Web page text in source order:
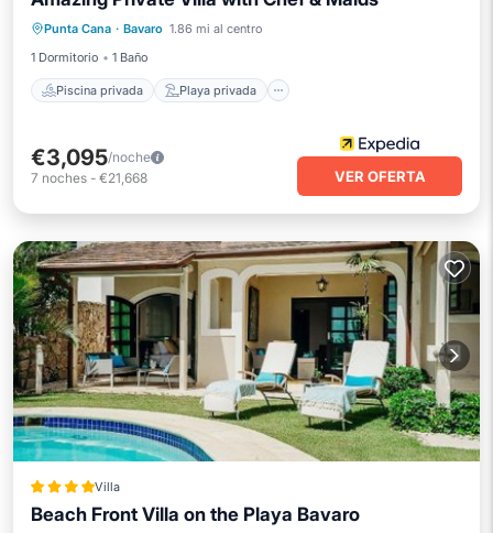
Punta Cana · Bavaro 1.86 mi al centro
1 Dormitorio
1 Baño
Piscina privada Playa privada
Piscina privada
Playa privada
Frente al mar
Bañera de hidromasaje
€3,095/noche
7 noches - €21,668 VER OFERTA
Villa
Beach Front Villa on the Playa Bavaro
Frente al mar
Desayuno